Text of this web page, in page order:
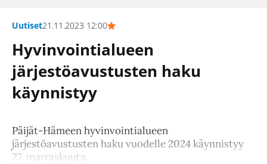
Uutiset21.11.2023 12:00
Hyvinvointialueen
järjestöavustusten haku
käynnistyy
Päijät-Hämeen hyvinvointialueen
järjestöavustusten haku vuodelle 2024 käynnistyy
27. marraskuuta.